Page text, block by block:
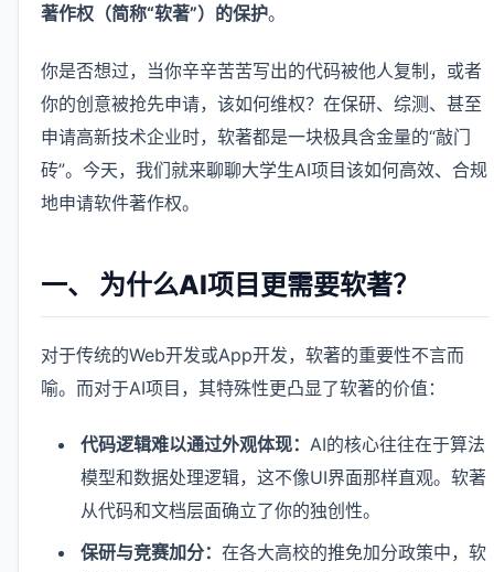
著作权（简称“软著”）的保护。
你是否想过，当你辛辛苦苦写出的代码被他人复制，或者
你的创意被抢先申请，该如何维权？在保研、综测、甚至
申请高新技术企业时，软著都是一块极具含金量的“敲门
砖”。今天，我们就来聊聊大学生AI项目该如何高效、合规
地申请软件著作权。
一、 为什么AI项目更需要软著？
对于传统的Web开发或App开发，软著的重要性不言而
喻。而对于AI项目，其特殊性更凸显了软著的价值：
代码逻辑难以通过外观体现： AI的核心往往在于算法
模型和数据处理逻辑，这不像UI界面那样直观。软著
从代码和文档层面确立了你的独创性。
保研与竞赛加分： 在各大高校的推免加分政策中，软